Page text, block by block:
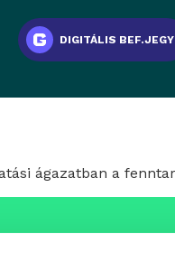
DIGITÁLIS BEF.JEGY
ágazatban a